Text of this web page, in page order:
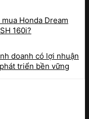
mua Honda Dream
160i?
doanh có lợi nhuận
triển bền vững